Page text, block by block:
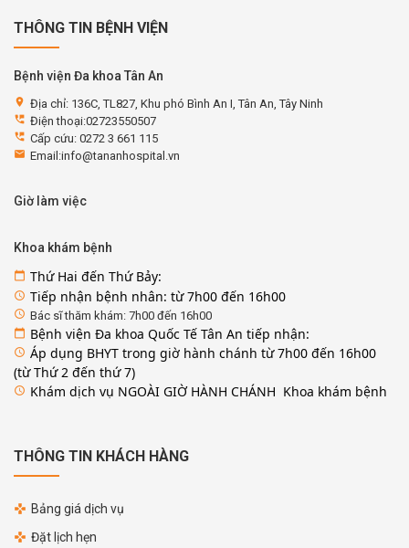
THÔNG TIN BỆNH VIỆN
Bệnh viện Đa khoa Tân An
location_on Địa chỉ: 136C, TL827, Khu phó Bình An I, Tân An, Tây Ninh
perm_phone_msg Điện thoại:02723550507
perm_phone_msg Cấp cứu: 0272 3 661 115
email Email:info@tananhospital.vn
Giờ làm việc
Khoa khám bệnh
calendar_today Thứ Hai đến Thứ Bảy:
access_time Tiếp nhận bệnh nhân: từ 7h00 đến 16h00
access_time Bác sĩ thăm khám: 7h00 đến 16h00
calendar_today Bệnh viện Đa khoa Quốc Tế Tân An tiếp nhận:
access_time Áp dụng BHYT trong giờ hành chánh từ 7h00 đến 16h00
(từ Thứ 2 đến thứ 7)
access_time Khám dịch vụ NGOÀI GIỜ HÀNH CHÁNH Khoa khám bệnh
THÔNG TIN KHÁCH HÀNG
Bảng giá dịch vụ
Đặt lịch hẹn